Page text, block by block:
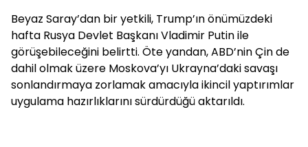
Beyaz Saray’dan bir yetkili, Trump’ın önümüzdeki
hafta Rusya Devlet Başkanı Vladimir Putin ile
görüşebileceğini belirtti. Öte yandan, ABD’nin Çin de
dahil olmak üzere Moskova’yı Ukrayna’daki savaşı
sonlandırmaya zorlamak amacıyla ikincil yaptırımlar
uygulama hazırlıklarını sürdürdüğü aktarıldı.